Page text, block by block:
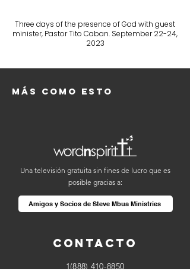
Three days of the presence of God with guest
minister, Pastor Tito Caban. September 22-24,
2023
Más como esto
Contacto
1(888) 410-8850
Una televisión gratuita sin fines de lucro que es
posible gracias a:
Amigos y Socios de Steve Mbua Ministries